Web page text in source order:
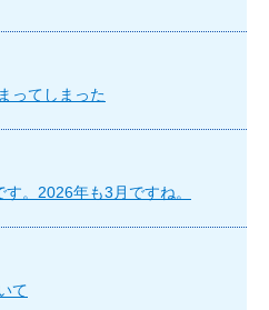
ってしまった
。2026年も3月ですね。
て